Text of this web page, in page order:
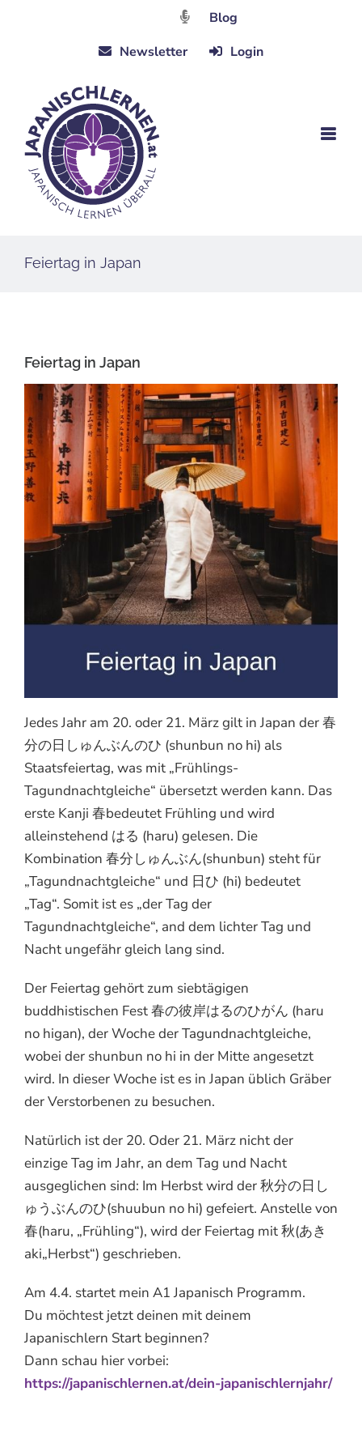
Blog
Newsletter
Login
Feiertag in Japan
Feiertag in Japan
Jedes Jahr am 20. oder 21. März gilt in Japan der 春
分の日しゅんぶんのひ (shunbun no hi) als
Staatsfeiertag, was mit „Frühlings-
Tagundnachtgleiche“ übersetzt werden kann. Das
erste Kanji 春bedeutet Frühling und wird
alleinstehend はる (haru) gelesen. Die
Kombination 春分しゅんぶん(shunbun) steht für
„Tagundnachtgleiche“ und 日ひ (hi) bedeutet
„Tag“. Somit ist es „der Tag der
Tagundnachtgleiche“, and dem lichter Tag und
Nacht ungefähr gleich lang sind.
Der Feiertag gehört zum siebtägigen
buddhistischen Fest 春の彼岸はるのひがん (haru
no higan), der Woche der Tagundnachtgleiche,
wobei der shunbun no hi in der Mitte angesetzt
wird. In dieser Woche ist es in Japan üblich Gräber
der Verstorbenen zu besuchen.
Natürlich ist der 20. Oder 21. März nicht der
einzige Tag im Jahr, an dem Tag und Nacht
ausgeglichen sind: Im Herbst wird der 秋分の日し
ゅうぶんのひ(shuubun no hi) gefeiert. Anstelle von
春(haru, „Frühling“), wird der Feiertag mit 秋(あき
aki„Herbst“) geschrieben.
Am 4.4. startet mein A1 Japanisch Programm.
Du möchtest jetzt deinen mit deinem
Japanischlern Start beginnen?
Dann schau hier vorbei:
https://japanischlernen.at/dein-japanischlernjahr/